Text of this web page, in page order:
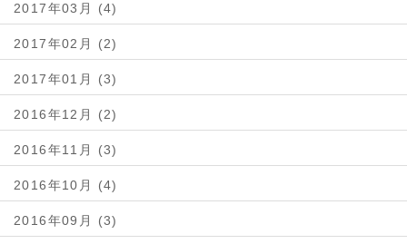
2017年03月 (4)
2017年02月 (2)
2017年01月 (3)
2016年12月 (2)
2016年11月 (3)
2016年10月 (4)
2016年09月 (3)